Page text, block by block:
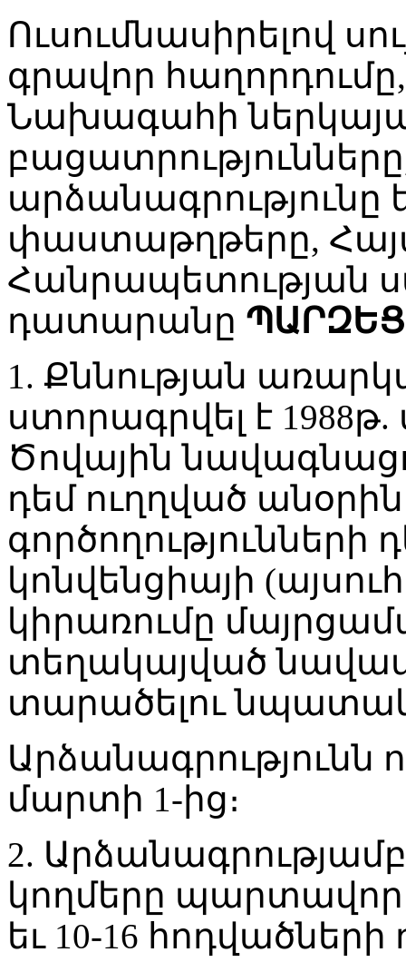
Ուսումնասիրելով
գրավոր
Նախագահի
արձանագրությունը
փաստաթղթերը,
Հանրապետության
դատարանը ՊԱՐԶԵՑ
1. Քննության
ստորագրվել է
Ծովային
դեմ ուղղված
կոնվենցիայի
կիրառումը
տեղակայված
տարածելու
Արձանագրությունն
մարտի 1-ից։
2.
կողմերը
եւ 10-16